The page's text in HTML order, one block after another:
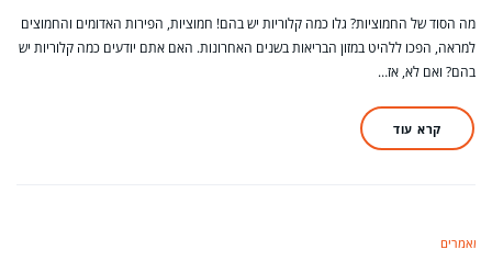
מה הסוד של החמוציות? גלו כמה קלוריות יש בהם! חמוציות, הפירות האדומים והחמוצים
למראה, הפכו ללהיט במזון הבריאות בשנים האחרונות. האם אתם יודעים כמה קלוריות יש
בהם? ואם לא, אז…
קרא עוד
מאמרים